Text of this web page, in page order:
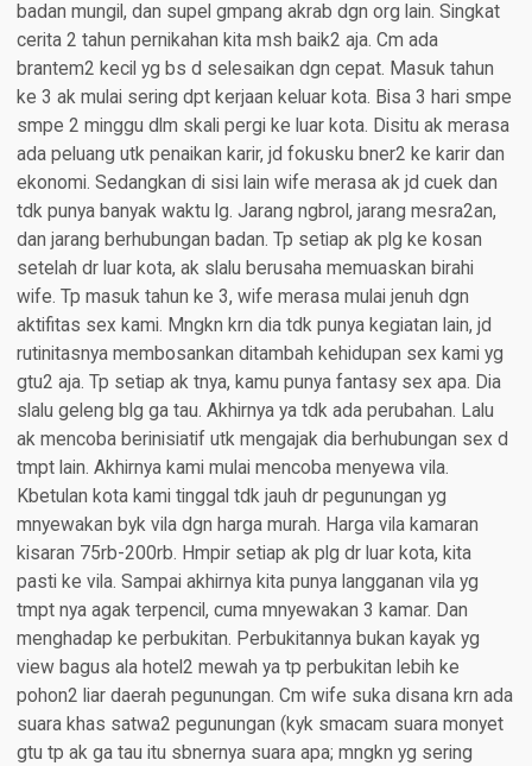
badan mungil, dan supel gmpang akrab dgn org lain. Singkat
cerita 2 tahun pernikahan kita msh baik2 aja. Cm ada
brantem2 kecil yg bs d selesaikan dgn cepat. Masuk tahun
ke 3 ak mulai sering dpt kerjaan keluar kota. Bisa 3 hari smpe
smpe 2 minggu dlm skali pergi ke luar kota. Disitu ak merasa
ada peluang utk penaikan karir, jd fokusku bner2 ke karir dan
ekonomi. Sedangkan di sisi lain wife merasa ak jd cuek dan
tdk punya banyak waktu lg. Jarang ngbrol, jarang mesra2an,
dan jarang berhubungan badan. Tp setiap ak plg ke kosan
setelah dr luar kota, ak slalu berusaha memuaskan birahi
wife. Tp masuk tahun ke 3, wife merasa mulai jenuh dgn
aktifitas sex kami. Mngkn krn dia tdk punya kegiatan lain, jd
rutinitasnya membosankan ditambah kehidupan sex kami yg
gtu2 aja. Tp setiap ak tnya, kamu punya fantasy sex apa. Dia
slalu geleng blg ga tau. Akhirnya ya tdk ada perubahan. Lalu
ak mencoba berinisiatif utk mengajak dia berhubungan sex d
tmpt lain. Akhirnya kami mulai mencoba menyewa vila.
Kbetulan kota kami tinggal tdk jauh dr pegunungan yg
mnyewakan byk vila dgn harga murah. Harga vila kamaran
kisaran 75rb-200rb. Hmpir setiap ak plg dr luar kota, kita
pasti ke vila. Sampai akhirnya kita punya langganan vila yg
tmpt nya agak terpencil, cuma mnyewakan 3 kamar. Dan
menghadap ke perbukitan. Perbukitannya bukan kayak yg
view bagus ala hotel2 mewah ya tp perbukitan lebih ke
pohon2 liar daerah pegunungan. Cm wife suka disana krn ada
suara khas satwa2 pegunungan (kyk smacam suara monyet
gtu tp ak ga tau itu sbnernya suara apa; mngkn yg sering